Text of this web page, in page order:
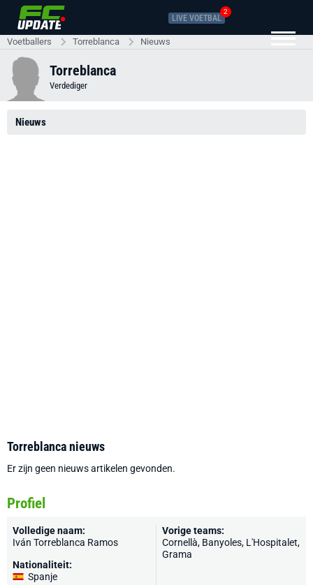
LIVE VOETBAL
2
Voetballers Torreblanca Nieuws
Torreblanca
Verdediger
Nieuws
Torreblanca nieuws
Er zijn geen nieuws artikelen gevonden.
Profiel
Volledige naam:
Iván Torreblanca Ramos
Nationaliteit:
Spanje
Vorige teams:
Cornellà, Banyoles, L'Hospitalet,
Grama